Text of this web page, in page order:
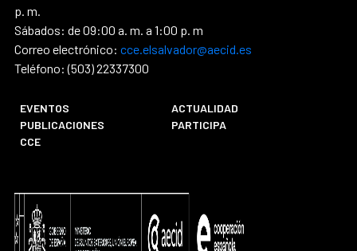
p. m.
Sábados: de 09:00 a. m. a 1:00 p. m
Correo electrónico: cce.elsalvador@aecid.es
Teléfono: (503) 22337300
EVENTOS
ACTUALIDAD
PUBLICACIONES
PARTICIPA
CCE